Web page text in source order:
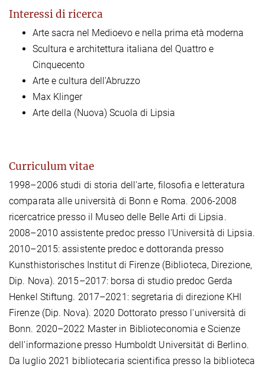
Interessi di ricerca
Arte sacra nel Medioevo e nella prima età moderna
Scultura e architettura italiana del Quattro e
Cinquecento
Arte e cultura dell'Abruzzo
Max Klinger
Arte della (Nuova) Scuola di Lipsia
Curriculum vitae
1998–2006 studi di storia dell'arte, filosofia e letteratura
comparata alle università di Bonn e Roma. 2006-2008
ricercatrice presso il Museo delle Belle Arti di Lipsia.
2008–2010 assistente predoc presso l'Università di Lipsia.
2010–2015: assistente predoc e dottoranda presso
Kunsthistorisches Institut di Firenze (Biblioteca, Direzione,
Dip. Nova). 2015–2017: borsa di studio predoc Gerda
Henkel Stiftung. 2017–2021: segretaria di direzione KHI
Firenze (Dip. Nova). 2020 Dottorato presso l'università di
Bonn. 2020–2022 Master in Biblioteconomia e Scienze
dell'informazione presso Humboldt Universität di Berlino.
Da luglio 2021 bibliotecaria scientifica presso la biblioteca